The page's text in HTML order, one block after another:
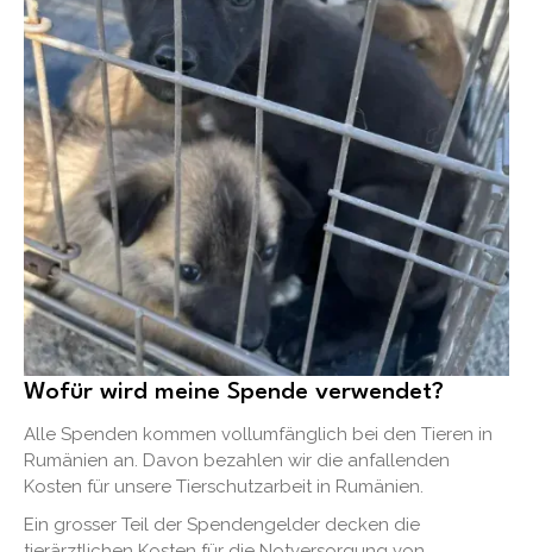
Wofür wird meine Spende verwendet?
Alle Spenden kommen vollumfänglich bei den Tieren in
Rumänien an. Davon bezahlen wir die anfallenden
Kosten für unsere Tierschutzarbeit in Rumänien.
Ein grosser Teil der Spendengelder decken die